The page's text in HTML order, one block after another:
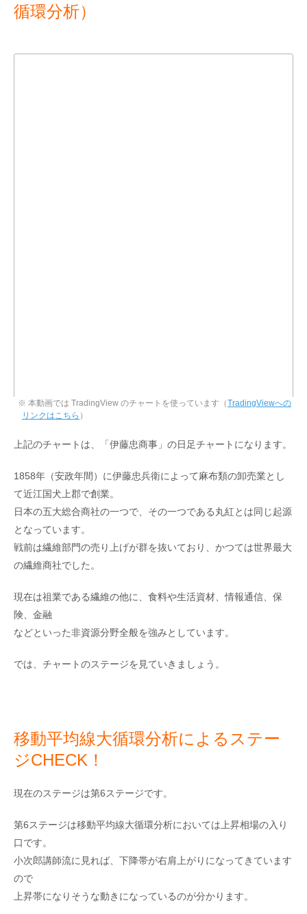
循環分析）
※ 本動画では TradingView のチャートを使っています（TradingViewへの
リンクはこちら ）
上記のチャートは、「伊藤忠商事」の日足チャートになります。
1858年（安政年間）に伊藤忠兵衛によって麻布類の卸売業とし
て近江国犬上郡で創業。
日本の五大総合商社の一つで、その一つである丸紅とは同じ起源
となっています。
戦前は繊維部門の売り上げが群を抜いており、かつては世界最大
の繊維商社でした。
現在は祖業である繊維の他に、食料や生活資材、情報通信、保
険、金融
などといった非資源分野全般を強みとしています。
では、チャートのステージを見ていきましょう。
移動平均線大循環分析によるステー
ジCHECK！
現在のステージは第6ステージです。
第6ステージは移動平均線大循環分析においては上昇相場の入り
口です。
小次郎講師流に見れば、下降帯が右肩上がりになってきています
ので
上昇帯になりそうな動きになっているのが分かります。